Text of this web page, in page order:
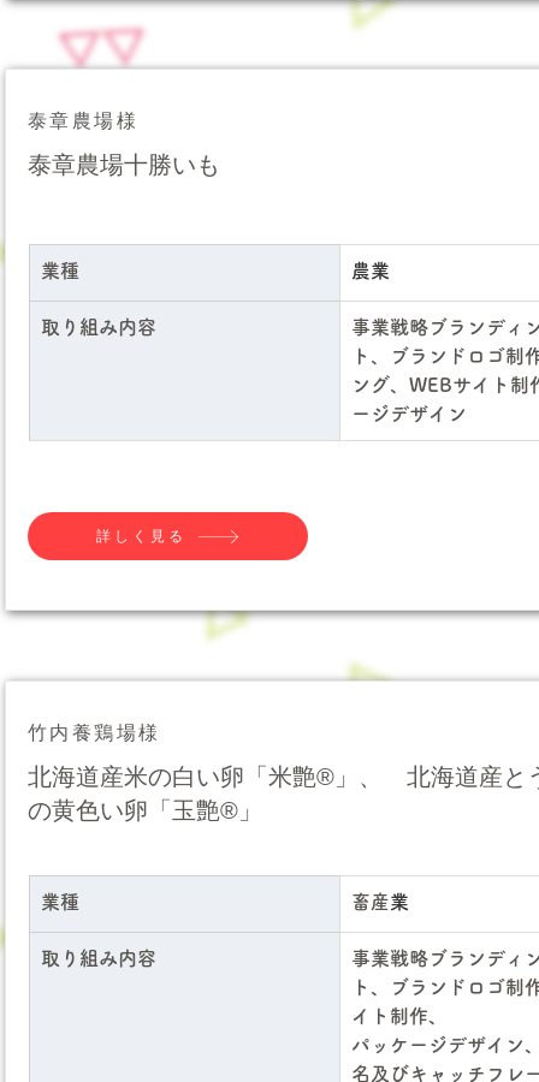
泰章農場様
泰章農場十勝いも
業種 農業
取り組み内容
事業戦略ブランディ
ト、ブランドロゴ制
ング、WEBサイト制
ージデザイン
詳しく見る
竹内養鶏場様
北海道産米の白い卵「米艶®︎」、 北海道産と
の黄色い卵「玉艶®︎」
業種 畜産業
取り組み内容
事業戦略ブランディ
ト、ブランドロゴ制
イト制作、
パッケージデザイン
名及びキャッチフレ